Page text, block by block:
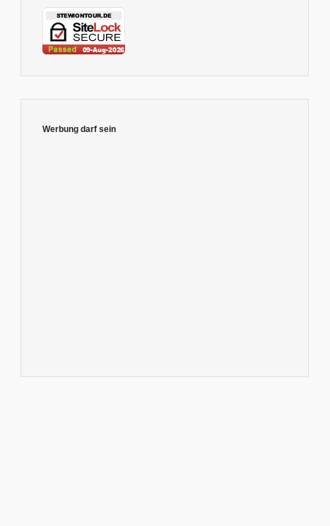
Werbung darf sein